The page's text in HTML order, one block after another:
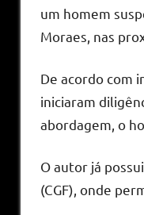
um homem
Moraes, nas
De acordo com
iniciaram
abordagem, o
O autor já
(CGF), onde